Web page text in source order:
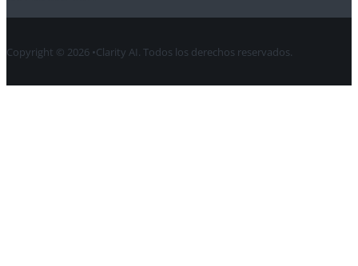
Copyright © 2026 •Clarity AI. Todos los derechos reservados.